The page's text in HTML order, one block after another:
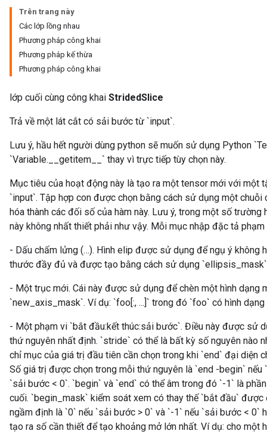
Trên trang này
Các lớp lồng nhau
Phương pháp công khai
Phương pháp kế thừa
Phương pháp công khai
lớp cuối cùng công khai StridedSlice
Trả về một lát cắt có sải bước từ `input`.
Lưu ý, hầu hết người dùng python sẽ muốn sử dụng Python
`Variable.__getitem__` thay vì trực tiếp tùy chọn này.
Mục tiêu của hoạt động này là tạo ra một tensor mới với một
`input`. Tập hợp con được chọn bằng cách sử dụng một
hóa thành các đối số của hàm này. Lưu ý, trong một số
này không nhất thiết phải như vậy. Mỗi mục nhập đặc tả
- Dấu chấm lửng (…). Hình elip được sử dụng để ngụ ý không
thước đầy đủ và được tạo bằng cách sử dụng
- Một trục mới. Cái này được sử dụng để chèn một hình dạng
`new_axis_mask`. Ví dụ: `foo[:, ...]` trong đó `foo` có hình
- Một phạm vi `bắt đầu:kết thúc:sải bước`. Điều này được sử
thứ nguyên nhất định. `stride` có thể là bất kỳ số nguyên nào
chỉ mục của giá trị đầu tiên cần chọn trong khi `end` đại diện
Số giá trị được chọn trong mỗi thứ nguyên là `end -begin`
`sải bước < 0`. `begin` và `end` có thể âm trong đó `-1` là
cuối. `begin_mask` kiểm soát xem có thay thế `bắt đầu`
ngầm định là `0` nếu `sải bước > 0` và `-1` nếu `sải bước < 0`
tạo ra số cần thiết để tạo khoảng mở lớn nhất. Ví dụ: cho một